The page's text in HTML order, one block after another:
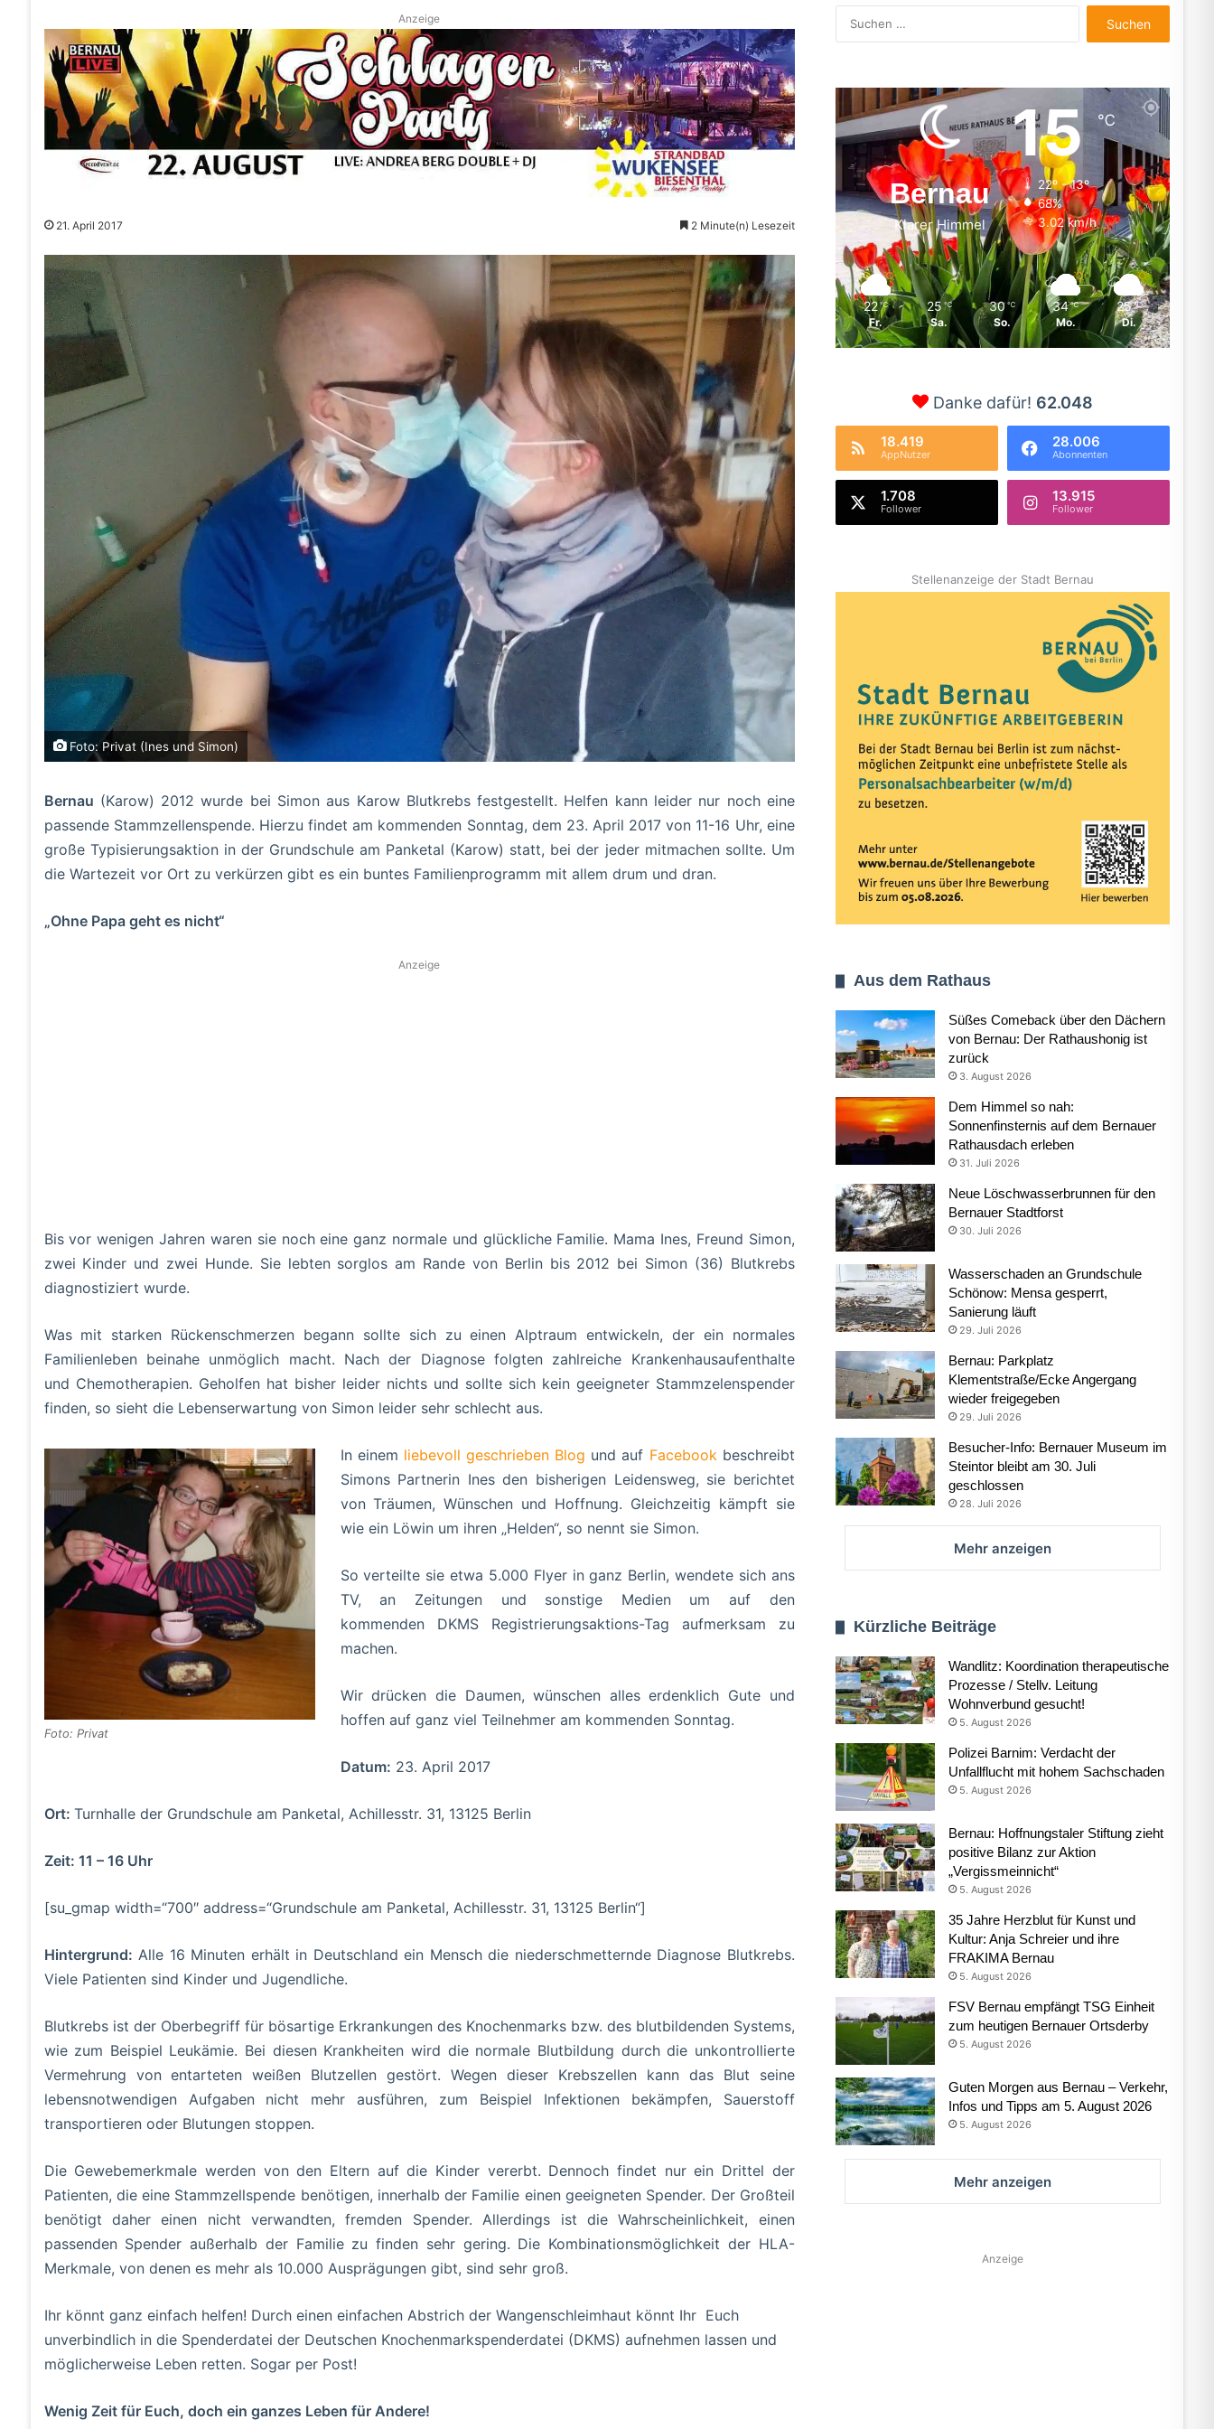
Anzeige
21. April 2017 2 Minute(n) Lesezeit
Foto: Privat (Ines und Simon)
Bernau (Karow) 2012 wurde bei Simon aus Karow Blutkrebs festgestellt. Helfen kann leider nur noch eine
passende Stammzellenspende. Hierzu findet am kommenden Sonntag, dem 23. April 2017 von 11-16 Uhr, eine
große Typisierungsaktion in der Grundschule am Panketal (Karow) statt, bei der jeder mitmachen sollte. Um
die Wartezeit vor Ort zu verkürzen gibt es ein buntes Familienprogramm mit allem drum und dran.
„Ohne Papa geht es nicht“
Anzeige
Bis vor wenigen Jahren waren sie noch eine ganz normale und glückliche Familie. Mama Ines, Freund Simon,
zwei Kinder und zwei Hunde. Sie lebten sorglos am Rande von Berlin bis 2012 bei Simon (36) Blutkrebs
diagnostiziert wurde.
Was mit starken Rückenschmerzen begann sollte sich zu einen Alptraum entwickeln, der ein normales
Familienleben beinahe unmöglich macht. Nach der Diagnose folgten zahlreiche Krankenhausaufenthalte
und Chemotherapien. Geholfen hat bisher leider nichts und sollte sich kein geeigneter Stammzelenspender
finden, so sieht die Lebenserwartung von Simon leider sehr schlecht aus.
Foto: Privat
In einem liebevoll geschrieben Blog und auf Facebook beschreibt
Simons Partnerin Ines den bisherigen Leidensweg, sie berichtet
von Träumen, Wünschen und Hoffnung. Gleichzeitig kämpft sie
wie ein Löwin um ihren „Helden“, so nennt sie Simon.
So verteilte sie etwa 5.000 Flyer in ganz Berlin, wendete sich ans
TV, an Zeitungen und sonstige Medien um auf den
kommenden DKMS Registrierungsaktions-Tag aufmerksam zu
machen.
Wir drücken die Daumen, wünschen alles erdenklich Gute und
hoffen auf ganz viel Teilnehmer am kommenden Sonntag.
Datum: 23. April 2017
Ort: Turnhalle der Grundschule am Panketal, Achillesstr. 31, 13125 Berlin
Zeit: 11 – 16 Uhr
[su_gmap width=“700″ address=“Grundschule am Panketal, Achillesstr. 31, 13125 Berlin“]
Hintergrund: Alle 16 Minuten erhält in Deutschland ein Mensch die niederschmetternde Diagnose Blutkrebs.
Viele Patienten sind Kinder und Jugendliche.
Blutkrebs ist der Oberbegriff für bösartige Erkrankungen des Knochenmarks bzw. des blutbildenden Systems,
wie zum Beispiel Leukämie. Bei diesen Krankheiten wird die normale Blutbildung durch die unkontrollierte
Vermehrung von entarteten weißen Blutzellen gestört. Wegen dieser Krebszellen kann das Blut seine
lebensnotwendigen Aufgaben nicht mehr ausführen, zum Beispiel Infektionen bekämpfen, Sauerstoff
transportieren oder Blutungen stoppen.
Die Gewebemerkmale werden von den Eltern auf die Kinder vererbt. Dennoch findet nur ein Drittel der
Patienten, die eine Stammzellspende benötigen, innerhalb der Familie einen geeigneten Spender. Der Großteil
benötigt daher einen nicht verwandten, fremden Spender. Allerdings ist die Wahrscheinlichkeit, einen
passenden Spender außerhalb der Familie zu finden sehr gering. Die Kombinationsmöglichkeit der HLA-
Merkmale, von denen es mehr als 10.000 Ausprägungen gibt, sind sehr groß.
Ihr könnt ganz einfach helfen! Durch einen einfachen Abstrich der Wangenschleimhaut könnt Ihr Euch
unverbindlich in die Spenderdatei der Deutschen Knochenmarkspenderdatei (DKMS) aufnehmen lassen und
möglicherweise Leben retten. Sogar per Post!
Wenig Zeit für Euch, doch ein ganzes Leben für Andere!
nach:
Bernau
Klarer Himmel
15℃
22º - 13º
68%
3.02 km/h
22 ℃
Fr.
25 ℃
Sa.
30 ℃
So.
34 ℃
Mo.
25 ℃
Di.
Danke dafür! 62.048
18.419
AppNutzer
28.006
Abonnenten
1.708
Follower
13.915
Follower
Stellenanzeige der Stadt Bernau
Aus dem Rathaus
Süßes Comeback über den Dächern
von Bernau: Der Rathaushonig ist
zurück
3. August 2026
Dem Himmel so nah:
Sonnenfinsternis auf dem Bernauer
Rathausdach erleben
31. Juli 2026
Neue Löschwasserbrunnen für den
Bernauer Stadtforst
30. Juli 2026
Wasserschaden an Grundschule
Schönow: Mensa gesperrt,
Sanierung läuft
29. Juli 2026
Bernau: Parkplatz
Klementstraße/Ecke Angergang
wieder freigegeben
29. Juli 2026
Besucher-Info: Bernauer Museum im
Steintor bleibt am 30. Juli
geschlossen
28. Juli 2026
Mehr anzeigen
Kürzliche Beiträge
Wandlitz: Koordination therapeutische
Prozesse / Stellv. Leitung
Wohnverbund gesucht!
5. August 2026
Polizei Barnim: Verdacht der
Unfallflucht mit hohem Sachschaden
5. August 2026
Bernau: Hoffnungstaler Stiftung zieht
positive Bilanz zur Aktion
„Vergissmeinnicht“
5. August 2026
35 Jahre Herzblut für Kunst und
Kultur: Anja Schreier und ihre
FRAKIMA Bernau
5. August 2026
FSV Bernau empfängt TSG Einheit
zum heutigen Bernauer Ortsderby
5. August 2026
Guten Morgen aus Bernau – Verkehr,
Infos und Tipps am 5. August 2026
5. August 2026
Mehr anzeigen
Anzeige